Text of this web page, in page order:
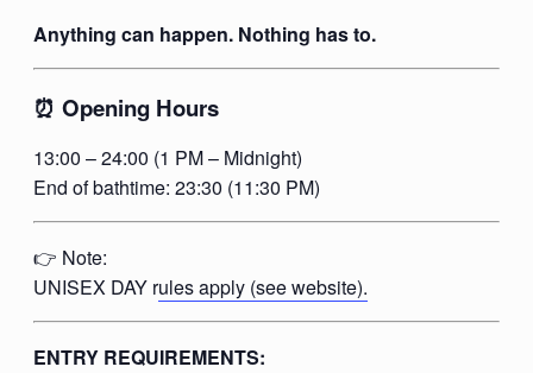
Anything can happen. Nothing has to.
⏰ Opening Hours
13:00 – 24:00 (1 PM – Midnight)
End of bathtime: 23:30 (11:30 PM)
👉 Note:
UNISEX DAY rules apply (see website).
ENTRY REQUIREMENTS: